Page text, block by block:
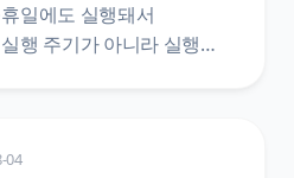
일에도 실행돼서
행 주기가 아니라 실행
어긋나는 지점은
04